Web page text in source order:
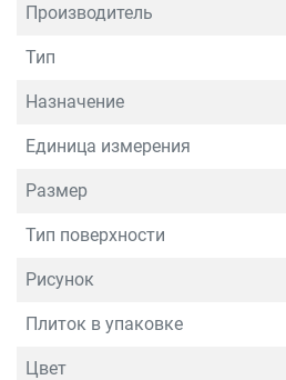
Производитель
Тип
Назначение
Единица измерения
Размер
Тип поверхности
Рисунок
Плиток в упаковке
Цвет